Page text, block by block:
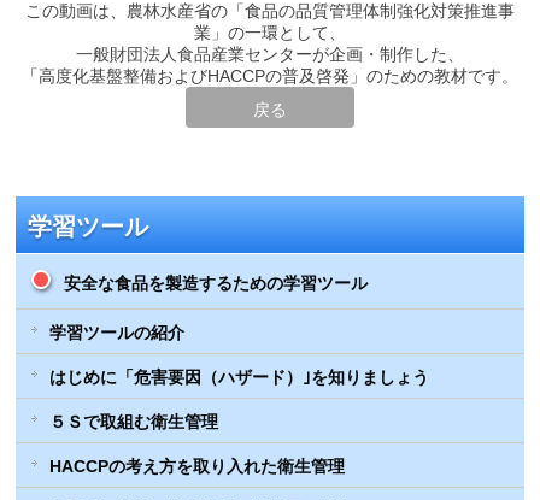
この動画は、農林水産省の「食品の品質管理体制強化対策推進事
業」の一環として、
一般財団法人食品産業センターが企画・制作した、
「高度化基盤整備およびHACCPの普及啓発」のための教材です。
戻る
学習ツール
安全な食品を製造するための学習ツール
学習ツールの紹介
はじめに「危害要因（ハザード）｣を知りましょう
５Ｓで取組む衛生管理
HACCPの考え方を取り入れた衛生管理